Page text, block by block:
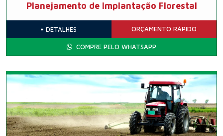
Planejamento de Implantação Florestal
+ DETALHES ORÇAMENTO RÁPIDO
COMPRE PELO WHATSAPP